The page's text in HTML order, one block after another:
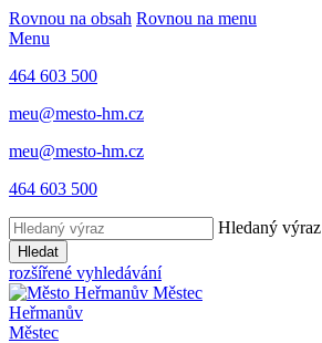
Rovnou na obsah Rovnou na menu
Menu
464 603 500
meu@mesto-hm.cz
meu@mesto-hm.cz
464 603 500
Hledaný výraz
Hledat
rozšířené vyhledávání
Heřmanův
Městec